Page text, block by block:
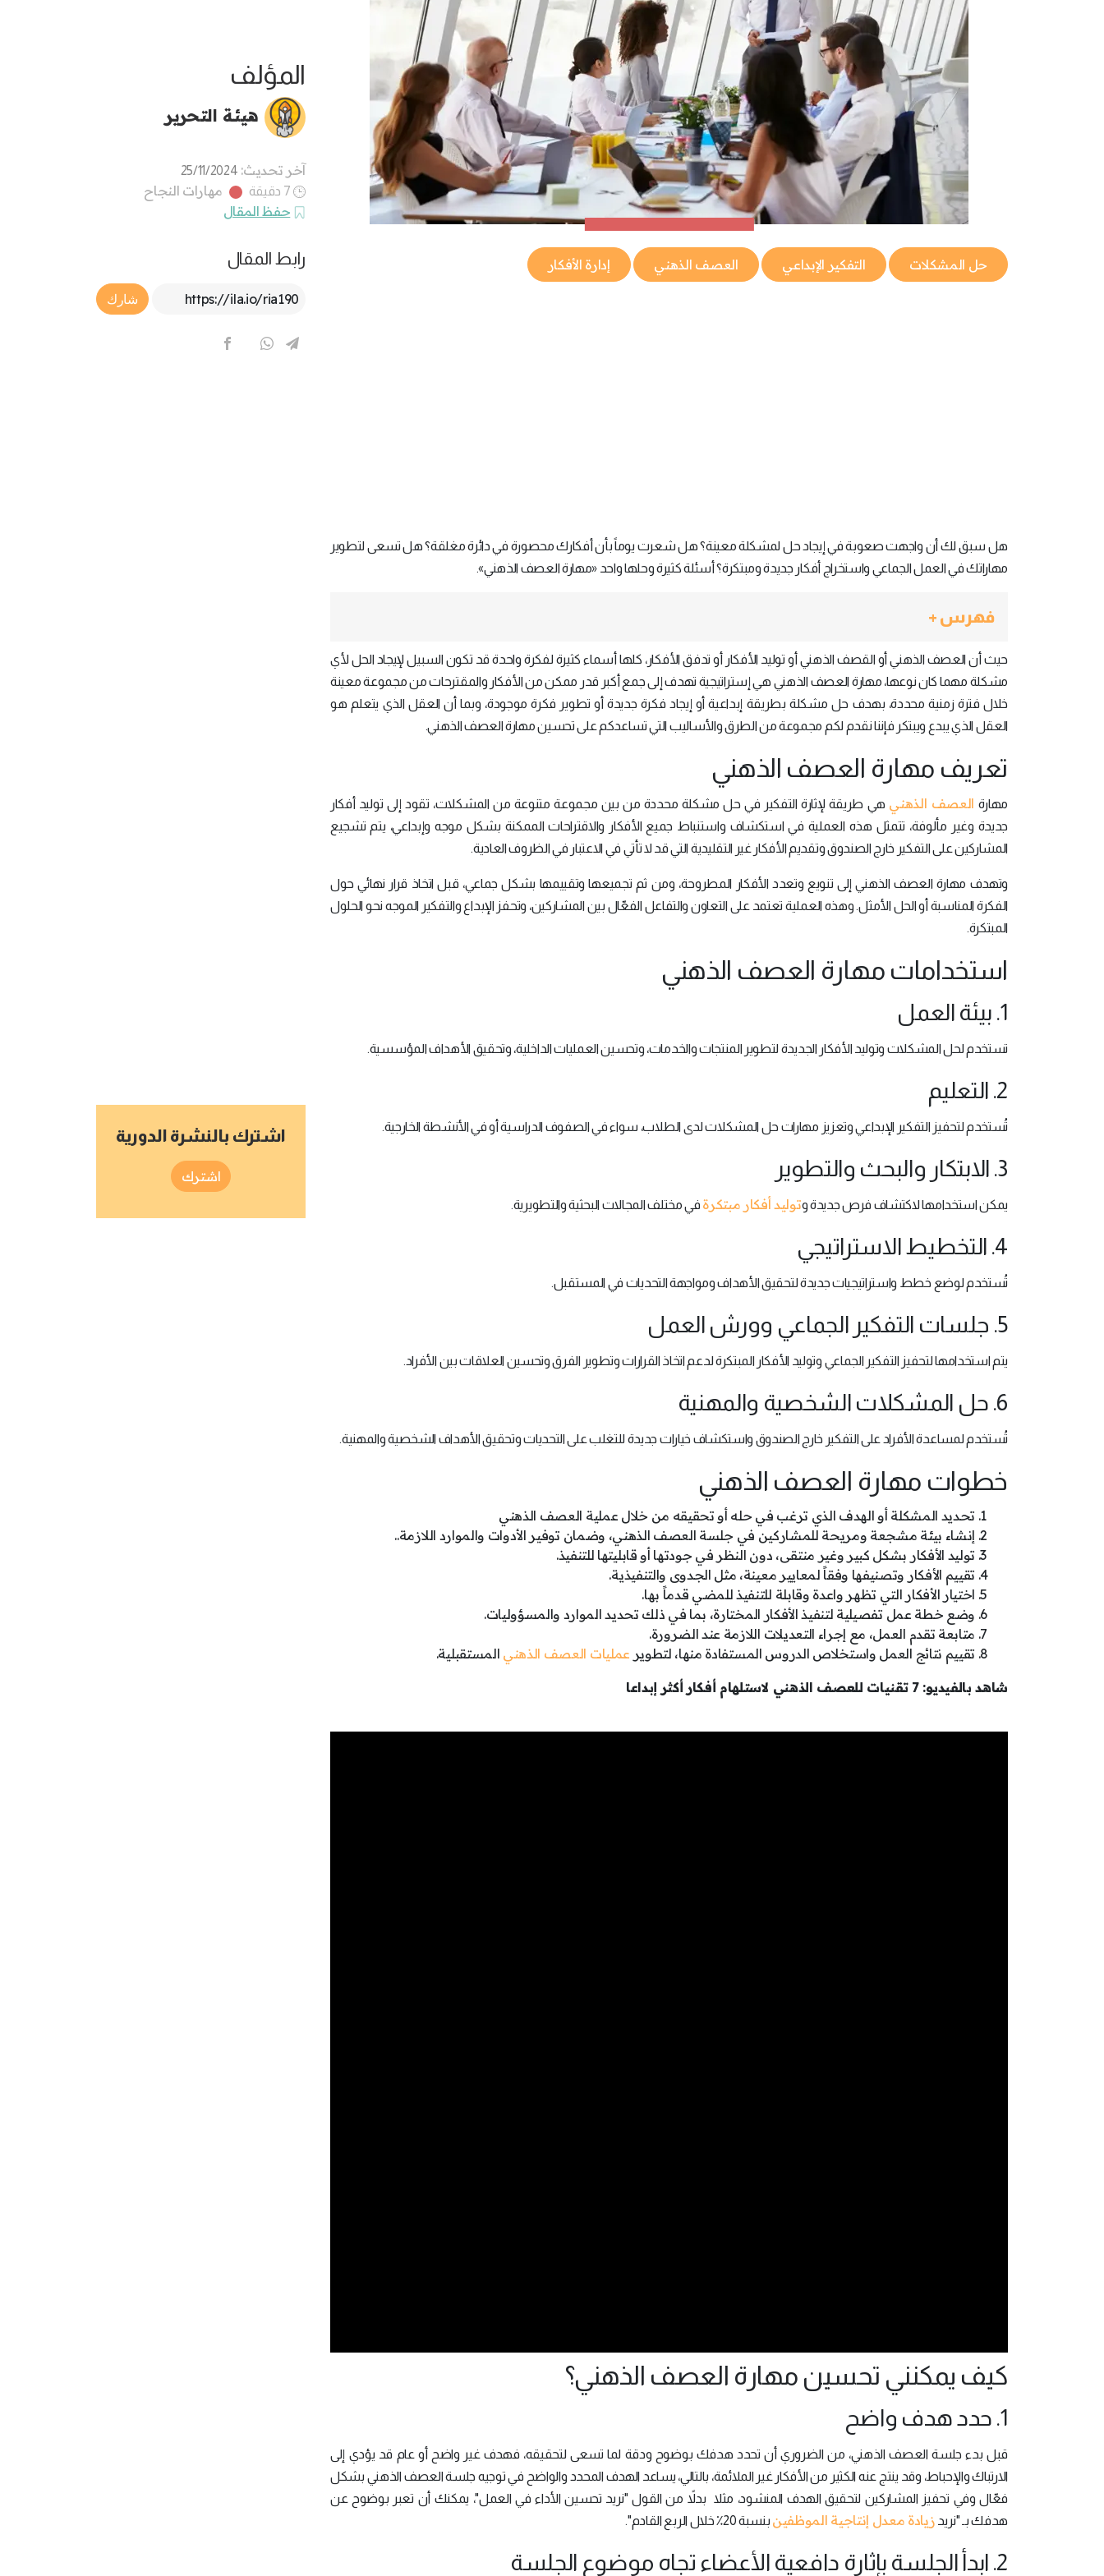
حل المشكلات التفكير الإبداعي العصف الذهني إدارة الأفكار
هل سبق لك أن واجهت صعوبة في إيجاد حل لمشكلة معينة؟ هل شعرت يوماً بأن أفكارك محصورة في دائرة مغلقة؟ هل تسعى لتطوير
مهاراتك في العمل الجماعي واستخراج أفكار جديدة ومبتكرة؟ أسئلة كثيرة وحلها واحد «مهارة العصف الذهني».
المؤلف
هيئة التحرير
آخر تحديث: 25/11/2024
7 دقيقة
مهارات النجاح
حفظ المقال
رابط المقال
Article Link
شارك
فهرس +
حيث أن العصف الذهني أو القصف الذهني أو توليد الأفكار أو تدفق الأفكار، كلها أسماء كثيرة لفكرة واحدة قد تكون السبيل لإيجاد الحل لأي
مشكلة مهما كان نوعها، مهارة العصف الذهني هي إستراتيجية تهدف إلى جمع أكبر قدر ممكن من الأفكار والمقترحات من مجموعة معينة
خلال فترة زمنية محددة، بهدف حل مشكلة بطريقة إبداعية أو إيجاد فكرة جديدة أو تطوير فكرة موجودة، وبما أن العقل الذي يتعلم هو
العقل الذي يبدع ويبتكر فإننا نقدم لكم مجموعة من الطرق والأساليب التي تساعدكم على تحسين مهارة العصف الذهني.
تعريف مهارة العصف الذهني
مهارة العصف الذهني هي طريقة لإثارة التفكير في حل مشكلة محددة من بين مجموعة متنوعة من المشكلات، تقود إلى توليد أفكار
جديدة وغير مألوفة، تتمثل هذه العملية في استكشاف واستنباط جميع الأفكار والاقتراحات الممكنة بشكل موجه وإبداعي، يتم تشجيع
المشاركين على التفكير خارج الصندوق وتقديم الأفكار غير التقليدية التي قد لا تأتي في الاعتبار في الظروف العادية.
وتهدف مهارة العصف الذهني إلى تنويع وتعدد الأفكار المطروحة، ومن ثم تجميعها وتقييمها بشكل جماعي، قبل اتخاذ قرار نهائي حول
الفكرة المناسبة أو الحل الأمثل. وهذه العملية تعتمد على التعاون والتفاعل الفعّال بين المشاركين، وتحفز الإبداع والتفكير الموجه نحو الحلول
المبتكرة.
استخدامات مهارة العصف الذهني
1. بيئة العمل
تستخدم لحل المشكلات وتوليد الأفكار الجديدة لتطوير المنتجات والخدمات، وتحسين العمليات الداخلية، وتحقيق الأهداف المؤسسية.
2. التعليم
تُستخدم لتحفيز التفكير الإبداعي وتعزيز مهارات حل المشكلات لدى الطلاب، سواء في الصفوف الدراسية أو في الأنشطة الخارجية.
3. الابتكار والبحث والتطوير
يمكن استخدامها لاكتشاف فرص جديدة وتوليد أفكار مبتكرة في مختلف المجالات البحثية والتطويرية.
4. التخطيط الاستراتيجي
تُستخدم لوضع خطط واستراتيجيات جديدة لتحقيق الأهداف ومواجهة التحديات في المستقبل.
5. جلسات التفكير الجماعي وورش العمل
يتم استخدامها لتحفيز التفكير الجماعي وتوليد الأفكار المبتكرة لدعم اتخاذ القرارات وتطوير الفرق وتحسين العلاقات بين الأفراد.
6. حل المشكلات الشخصية والمهنية
تُستخدم لمساعدة الأفراد على التفكير خارج الصندوق واستكشاف خيارات جديدة للتغلب على التحديات وتحقيق الأهداف الشخصية والمهنية.
خطوات مهارة العصف الذهني
تحديد المشكلة أو الهدف الذي ترغب في حله أو تحقيقه من خلال عملية العصف الذهني
إنشاء بيئة مشجعة ومريحة للمشاركين في جلسة العصف الذهني، وضمان توفير الأدوات والموارد اللازمة..
توليد الأفكار بشكل كبير وغير منتقى، دون النظر في جودتها أو قابليتها للتنفيذ.
تقييم الأفكار وتصنيفها وفقاً لمعايير معينة، مثل الجدوى والتنفيذية.
اختيار الأفكار التي تظهر واعدة وقابلة للتنفيذ للمضي قدماً بها.
وضع خطة عمل تفصيلية لتنفيذ الأفكار المختارة، بما في ذلك تحديد الموارد والمسؤوليات.
متابعة تقدم العمل، مع إجراء التعديلات اللازمة عند الضرورة.
تقييم نتائج العمل واستخلاص الدروس المستفادة منها، لتطوير عمليات العصف الذهني المستقبلية.
شاهد بالفيديو: 7 تقنيات للعصف الذهني لاستلهام أفكار أكثر إبداعا
كيف يمكنني تحسين مهارة العصف الذهني؟
1. حدد هدف واضح
قبل بدء جلسة العصف الذهني، من الضروري أن تحدد هدفك بوضوح ودقة لما تسعى لتحقيقه، فهدف غير واضح أو عام قد يؤدي إلى
الارتباك والإحباط، وقد ينتج عنه الكثير من الأفكار غير الملائمة، بالتالي، يساعد الهدف المحدد والواضح في توجيه جلسة العصف الذهني بشكل
فعّال وفي تحفيز المشاركين لتحقيق الهدف المنشود، مثلا بدلاً من القول "نريد تحسين الأداء في العمل"، يمكنك أن تعبر بوضوح عن
هدفك بـ "نريد زيادة معدل إنتاجية الموظفين بنسبة 20٪ خلال الربع القادم".
2. ابدأ الجلسة بإثارة دافعية الأعضاء تجاه موضوع الجلسة
اشترك بالنشرة الدورية
اشترك